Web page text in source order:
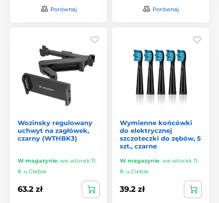
Porównaj Porównaj
Wozinsky regulowany
uchwyt na zagłówek,
czarny (WTHBK3)
W magazynie, we wtorek 11.
8. u Ciebie
63.2 zł
Wymienne końcówki
do elektrycznej
szczoteczki do zębów, 5
szt., czarne
W magazynie, we wtorek 11.
8. u Ciebie
39.2 zł